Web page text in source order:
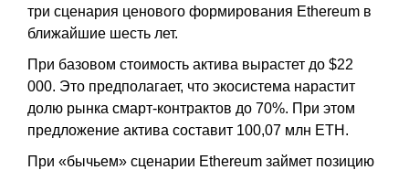
три сценария ценового формирования Ethereum в
ближайшие шесть лет.
При базовом стоимость актива вырастет до $22
000. Это предполагает, что экосистема нарастит
долю рынка смарт-контрактов до 70%. При этом
предложение актива составит 100,07 млн ETH.
При «бычьем» сценарии Ethereum займет позицию